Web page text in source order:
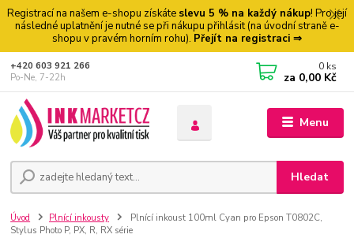
Registrací na našem e-shopu získáte slevu 5 % na každý nákup! Pro její
následné uplatnění je nutné se při nákupu přihlásit (na úvodní straně e-
shopu v pravém horním rohu). Přejít na registraci ⇒
Menu
Hledat
+420 603 921 266
Po-Ne, 7-22h
0 ks
za 0,00 Kč
Úvod Plnící inkousty
Plnící inkoust 100ml Cyan pro Epson T0802C,
Stylus Photo P, PX, R, RX série